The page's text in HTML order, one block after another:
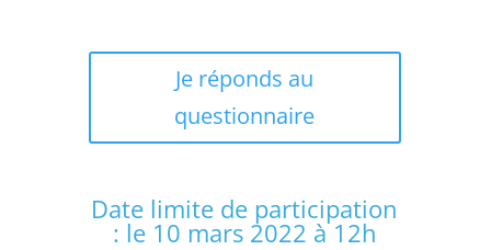
Je réponds au
questionnaire
Date limite de participation
: le 10 mars 2022 à 12h